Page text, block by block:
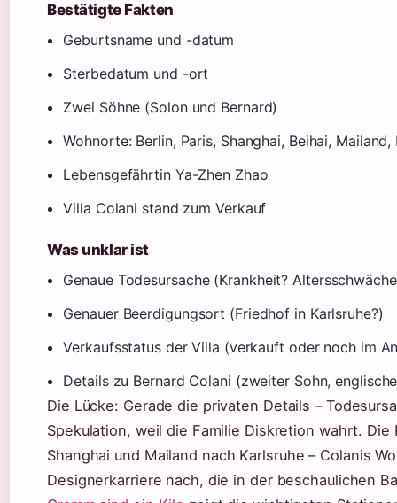
Bestätigte Fakten
Geburtsname und -datum
Sterbedatum und -ort
Zwei Söhne (Solon und Bernard)
Wohnorte: Berlin, Paris, Shanghai, Beihai, Mailand,
Lebensgefährtin Ya-Zhen Zhao
Villa Colani stand zum Verkauf
Was unklar ist
Genaue Todesursache (Krankheit?
Genauer Beerdigungsort (Friedhof in Karlsruhe?)
Verkaufsstatus der Villa (verkauft oder noch im
Details zu Bernard Colani (zweiter Sohn,
Die Lücke: Gerade die privaten Details –
Spekulation, weil die Familie Diskretion wahrt. Die
Shanghai und Mailand nach Karlsruhe – Colanis
Designerkarriere nach, die in der beschaulichen